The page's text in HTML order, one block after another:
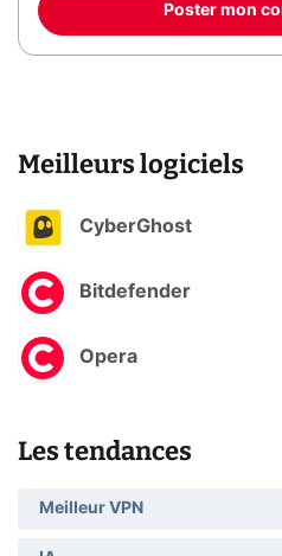
Poster mon
Meilleurs logiciels
CyberGhost
Bitdefender
Opera
Les tendances
Meilleur VPN